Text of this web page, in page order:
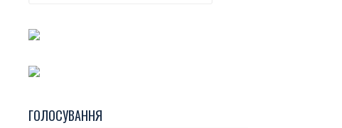
ГОЛОСУВАННЯ